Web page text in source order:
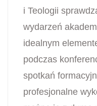
i Teologii
wydarzeń
idealnym
podczas
spotkań
profesjonalne